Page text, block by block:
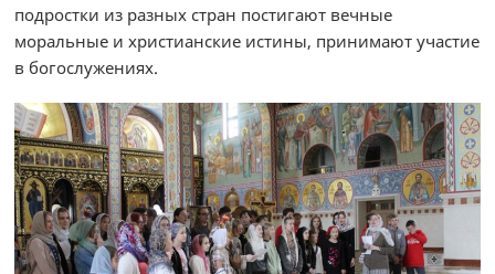
подростки из разных стран постигают вечные
моральные и христианские истины, принимают участие
в богослужениях.